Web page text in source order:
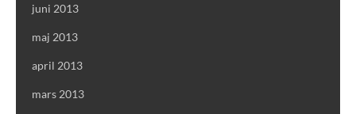
juni 2013
maj 2013
april 2013
mars 2013